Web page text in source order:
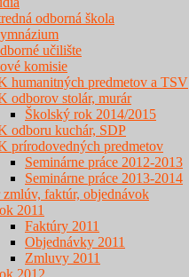
odborná škola
učilište
komisie
humanitných predmetov a TSV
odborov stolár, murár
Školský rok 2014/2015
odboru kuchár, SDP
prírodovedných predmetov
Seminárne práce 2012-2013
Seminárne práce 2013-2014
zmlúv, faktúr, objednávok
2011
Faktúry 2011
Objednávky 2011
Zmluvy 2011
2012